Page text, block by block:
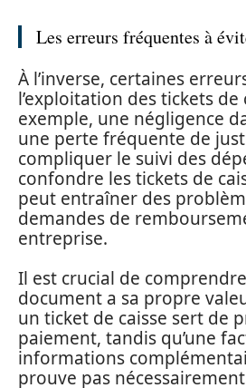
Les erreurs fréquentes à
À l’inverse, certaines
l’exploitation des tickets de
exemple, une négligence
une perte fréquente de
compliquer le suivi des
confondre les tickets de
peut entraîner des
demandes de
entreprise.
Il est crucial de
document a sa propre
un ticket de caisse sert de
paiement, tandis qu’une
informations
prouve pas